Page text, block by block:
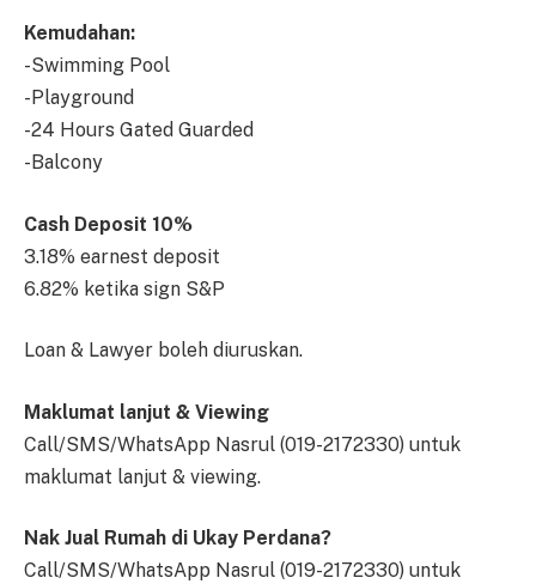
Kemudahan:
-Swimming Pool
-Playground
-24 Hours Gated Guarded
-Balcony
Cash Deposit 10%
3.18% earnest deposit
6.82% ketika sign S&P
Loan & Lawyer boleh diuruskan.
Maklumat lanjut & Viewing
Call/SMS/WhatsApp Nasrul (019-2172330) untuk
maklumat lanjut & viewing.
Nak Jual Rumah di Ukay Perdana?
Call/SMS/WhatsApp Nasrul (019-2172330) untuk